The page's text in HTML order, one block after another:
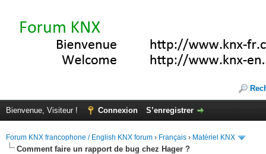
Bienvenue, Visiteur ! Connexion S’enregistrer
Forum KNX francophone / English KNX forum › Français › Matériel KNX
Comment faire un rapport de bug chez Hager ?